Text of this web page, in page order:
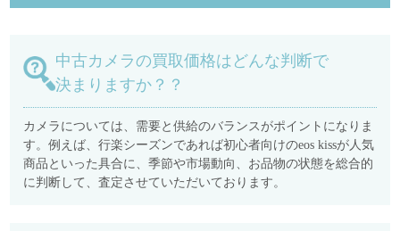
中古カメラの買取価格はどんな判断で
決まりますか？？
カメラについては、需要と供給のバランスがポイントになりま
す。例えば、行楽シーズンであれば初心者向けのeos kissが人気
商品といった具合に、季節や市場動向、お品物の状態を総合的
に判断して、査定させていただいております。